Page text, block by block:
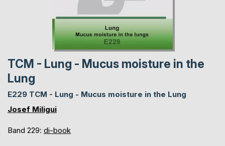
TCM - Lung - Mucus moisture in the
Lung
E229 TCM - Lung - Mucus moisture in the Lung
Josef Miligui
Band 229: di-book